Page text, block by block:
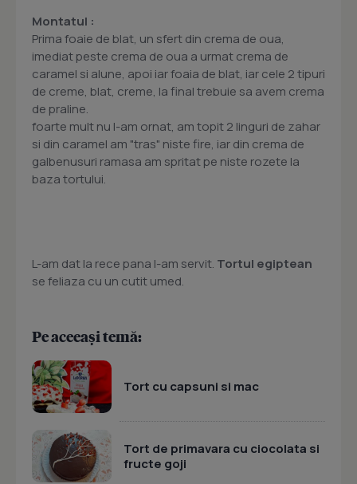
Montatul :
Prima foaie de blat, un sfert din crema de oua,
imediat peste crema de oua a urmat crema de
caramel si alune, apoi iar foaia de blat, iar cele 2 tipuri
de creme, blat, creme, la final trebuie sa avem crema
de praline.
foarte mult nu l-am ornat, am topit 2 linguri de zahar
si din caramel am "tras" niste fire, iar din crema de
galbenusuri ramasa am spritat pe niste rozete la
baza tortului.
L-am dat la rece pana l-am servit. Tortul egiptean
se feliaza cu un cutit umed.
Pe aceeași temă:
Tort cu capsuni si mac
Tort de primavara cu ciocolata si
fructe goji